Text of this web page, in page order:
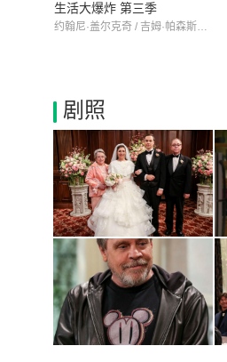
生活大爆炸 第三季
约翰尼·盖尔克奇 / 吉姆·帕森斯 / 凯莉·库柯
剧照